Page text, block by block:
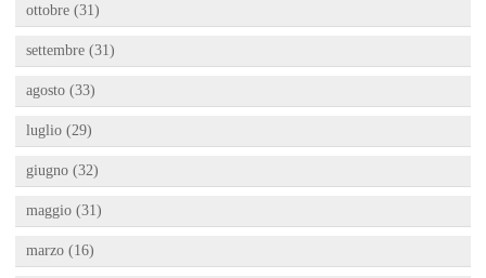
ottobre (31)
settembre (31)
agosto (33)
luglio (29)
giugno (32)
maggio (31)
marzo (16)